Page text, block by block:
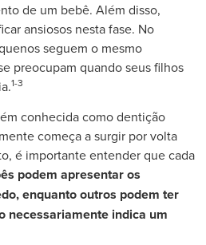
de um bebê. Além disso,
ansiosos nesta fase. No
seguem o mesmo
preocupam quando seus filhos
1-3
conhecida como dentição
começa a surgir por volta
é importante entender que cada
podem apresentar os
enquanto outros podem ter
necessariamente indica um